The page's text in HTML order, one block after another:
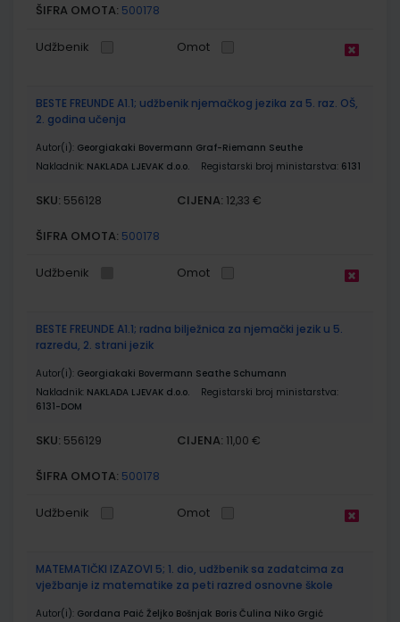
ŠIFRA OMOTA: 500178
Udžbenik Omot
BESTE FREUNDE A1.1; udžbenik njemačkog jezika za 5. raz. OŠ,
2. godina učenja
Autor(i): Georgiakaki Bovermann Graf-Riemann Seuthe
Nakladnik: NAKLADA LJEVAK d.o.o. Registarski broj ministarstva: 6131
SKU: 556128 CIJENA: 12,33 €
ŠIFRA OMOTA: 500178
Udžbenik Omot
BESTE FREUNDE A1.1; radna bilježnica za njemački jezik u 5.
razredu, 2. strani jezik
Autor(i): Georgiakaki Bovermann Seathe Schumann
Nakladnik: NAKLADA LJEVAK d.o.o.
Registarski broj ministarstva:
6131-DOM
SKU: 556129 CIJENA: 11,00 €
ŠIFRA OMOTA: 500178
Udžbenik Omot
MATEMATIČKI IZAZOVI 5; 1. dio, udžbenik sa zadatcima za
vježbanje iz matematike za peti razred osnovne škole
Autor(i): Gordana Paić Željko Bošnjak Boris Čulina Niko Grgić